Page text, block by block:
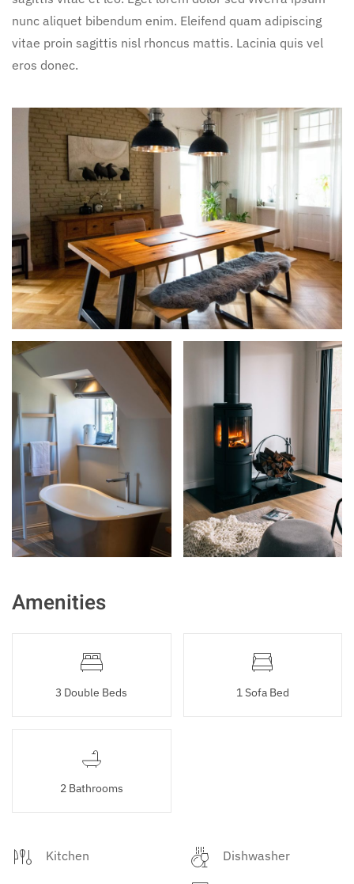
nunc aliquet bibendum enim. Eleifend quam adipiscing
vitae proin sagittis nisl rhoncus mattis. Lacinia quis vel
eros donec.
Amenities
3 Double Beds 1 Sofa Bed
2 Bathrooms
Kitchen Dishwasher